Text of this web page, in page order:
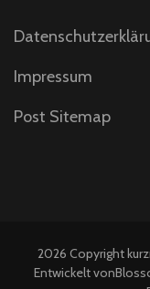
Impressum
Post Sitemap
2026 Copyright
Entwickelt von